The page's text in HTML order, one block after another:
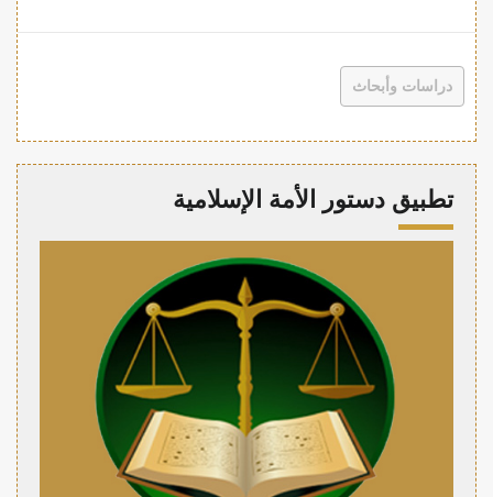
دراسات وأبحاث
تطبيق دستور الأمة الإسلامية